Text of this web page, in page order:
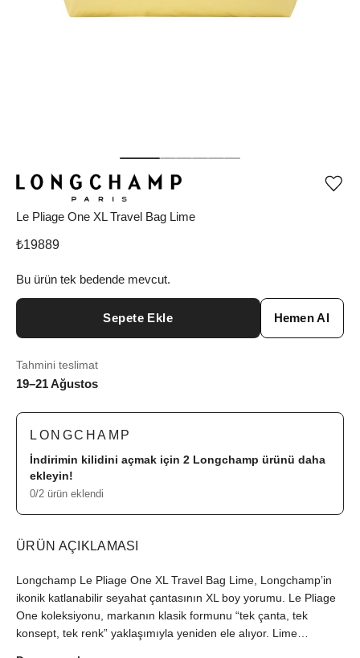
Le Pliage One XL Travel Bag Lime
₺19889
Bu ürün tek bedende mevcut.
Sepete Ekle Hemen Al
Tahmini teslimat
19–21 Ağustos
LONGCHAMP
İndirimin kilidini açmak için 2 Longchamp ürünü daha
ekleyin!
0/2 ürün eklendi
ÜRÜN AÇIKLAMASI
Longchamp Le Pliage One XL Travel Bag Lime, Longchamp’in
ikonik katlanabilir seyahat çantasının XL boy yorumu. Le Pliage
One koleksiyonu, markanın klasik formunu “tek çanta, tek
konsept, tek renk” yaklaşımıyla yeniden ele alıyor. Lime